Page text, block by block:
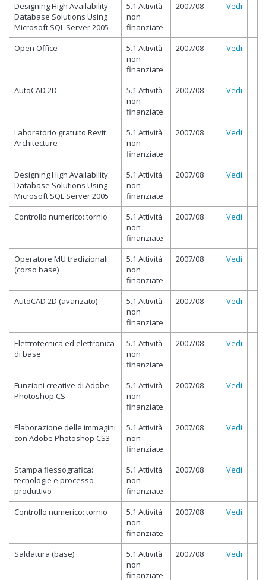
Designing High Availability
Database Solutions Using
Microsoft SQL Server 2005
5.1 Attività
non
finanziate
2007/08 Vedi
Open Office
5.1 Attività
non
finanziate
2007/08 Vedi
AutoCAD 2D
5.1 Attività
non
finanziate
2007/08 Vedi
Laboratorio gratuito Revit
Architecture
5.1 Attività
non
finanziate
2007/08 Vedi
Designing High Availability
Database Solutions Using
Microsoft SQL Server 2005
5.1 Attività
non
finanziate
2007/08 Vedi
Controllo numerico: tornio
5.1 Attività
non
finanziate
2007/08 Vedi
Operatore MU tradizionali
(corso base)
5.1 Attività
non
finanziate
2007/08 Vedi
AutoCAD 2D (avanzato)
5.1 Attività
non
finanziate
2007/08 Vedi
Elettrotecnica ed elettronica
di base
5.1 Attività
non
finanziate
2007/08 Vedi
Funzioni creative di Adobe
Photoshop CS
5.1 Attività
non
finanziate
2007/08 Vedi
Elaborazione delle immagini
con Adobe Photoshop CS3
5.1 Attività
non
finanziate
2007/08 Vedi
Stampa flessografica:
tecnologie e processo
produttivo
5.1 Attività
non
finanziate
2007/08 Vedi
Controllo numerico: tornio
5.1 Attività
non
finanziate
2007/08 Vedi
Saldatura (base)
5.1 Attività
non
finanziate
2007/08 Vedi